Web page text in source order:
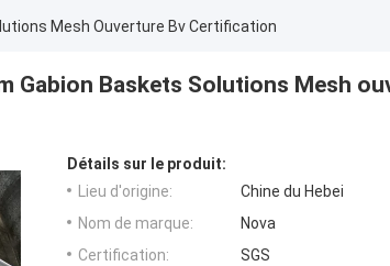
Mesh Ouverture Bv Certification
Gabion Baskets Solutions Mesh
Détails sur le produit:
Lieu d'origine:
Chine du Hebei
Nom de marque:
Nova
Certification:
SGS